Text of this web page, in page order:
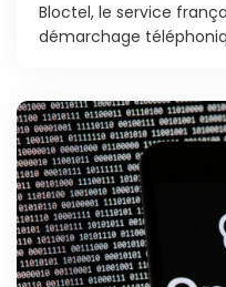
Bloctel, le service
démarchage